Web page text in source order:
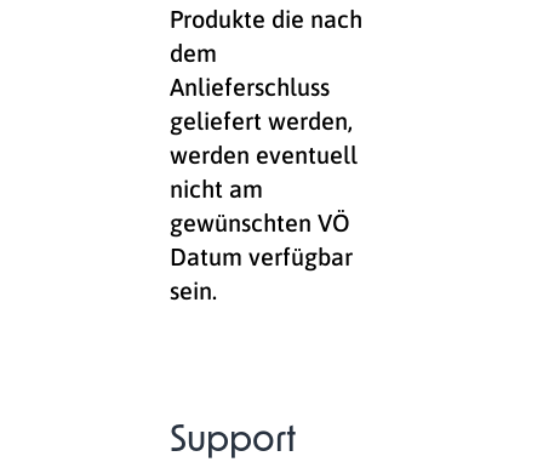
Produkte die nach
dem
Anlieferschluss
geliefert werden,
werden eventuell
nicht am
gewünschten VÖ
Datum verfügbar
sein.
Support